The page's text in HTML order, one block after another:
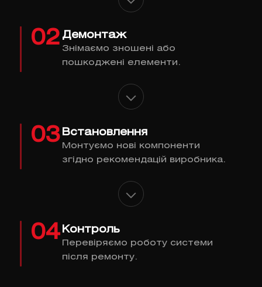
02 Демонтаж
Знімаємо зношені або
пошкоджені елементи.
03 Встановлення
Монтуємо нові компоненти
згідно рекомендацій виробника.
04 Контроль
Перевіряємо роботу системи
після ремонту.